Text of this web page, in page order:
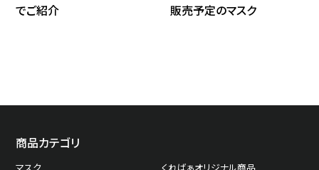
でご紹介
販売予定のマスク
商品カテゴリ